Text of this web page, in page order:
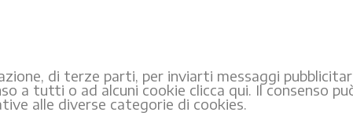
di terze parti, per inviarti messaggi
a tutti o ad alcuni cookie clicca qui. Il consenso
alle diverse categorie di cookies.